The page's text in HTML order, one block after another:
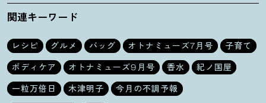
堂】
関連キーワード
レシピ グルメ バッグ オトナミューズ7月号
子育て
ボディケア
オトナミューズ9月号 香水
紀ノ国屋
一粒万倍日
木津明子
今月の不調予報